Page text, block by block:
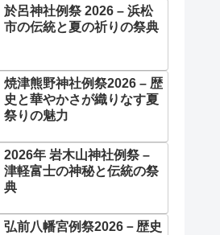
於呂神社例祭 2026 – 浜松
市の伝統と夏の祈りの祭典
焼津熊野神社例祭2026 – 歴
史と華やかさが織りなす夏
祭りの魅力
2026年 岩木山神社例祭 –
津軽富士の神秘と伝統の祭
典
弘前八幡宮例祭2026－歴史